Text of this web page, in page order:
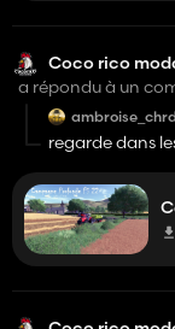
Coco rico
a répondu à un
ambroise_chrd
regarde dans